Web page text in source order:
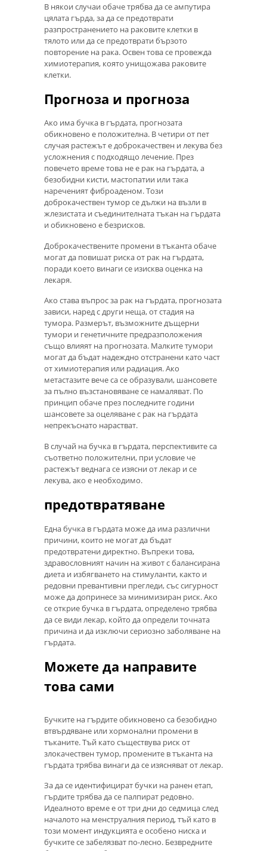
В някои случаи обаче трябва да се ампутира
цялата гърда, за да се предотврати
разпространението на раковите клетки в
тялото или да се предотврати бързото
повторение на рака. Освен това се провежда
химиотерапия, която унищожава раковите
клетки.
Прогноза и прогноза
Ако има бучка в гърдата, прогнозата
обикновено е положителна. В четири от пет
случая растежът е доброкачествен и лекува без
усложнения с подходящо лечение. През
повечето време това не е рак на гърдата, а
безобидни кисти, мастопатии или така
нареченият фиброаденом. Този
доброкачествен тумор се дължи на възли в
жлезистата и съединителната тъкан на гърдата
и обикновено е безрисков.
Доброкачествените промени в тъканта обаче
могат да повишат риска от рак на гърдата,
поради което винаги се изисква оценка на
лекаря.
Ако става въпрос за рак на гърдата, прогнозата
зависи, наред с други неща, от стадия на
тумора. Размерът, възможните дъщерни
тумори и генетичните предразположения
също влияят на прогнозата. Малките тумори
могат да бъдат надеждно отстранени като част
от химиотерапия или радиация. Ако
метастазите вече са се образували, шансовете
за пълно възстановяване се намаляват. По
принцип обаче през последните години
шансовете за оцеляване с рак на гърдата
непрекъснато нарастват.
В случай на бучка в гърдата, перспективите са
съответно положителни, при условие че
растежът веднага се изясни от лекар и се
лекува, ако е необходимо.
предотвратяване
Една бучка в гърдата може да има различни
причини, които не могат да бъдат
предотвратени директно. Въпреки това,
здравословният начин на живот с балансирана
диета и избягването на стимуланти, както и
редовни превантивни прегледи, със сигурност
може да допринесе за минимизиран риск. Ако
се открие бучка в гърдата, определено трябва
да се види лекар, който да определи точната
причина и да изключи сериозно заболяване на
гърдата.
Можете да направите
това сами
Бучките на гърдите обикновено са безобидно
втвърдяване или хормонални промени в
тъканите. Тъй като съществува риск от
злокачествен тумор, промените в тъканта на
гърдата трябва винаги да се изясняват от лекар.
За да се идентифицират бучки на ранен етап,
гърдите трябва да се палпират редовно.
Идеалното време е от три дни до седмица след
началото на менструалния период, тъй като в
този момент индукцията е особено ниска и
бучките се забелязват по-лесно. Безвредните